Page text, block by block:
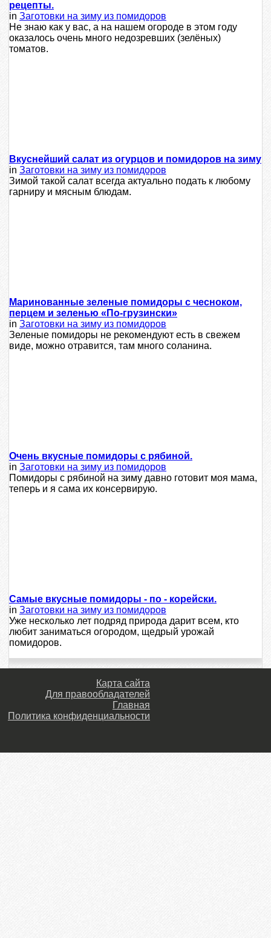
рецепты.
in Заготовки на зиму из помидоров
Не знаю как у вас, а на нашем огороде в этом году
оказалось очень много недозревших (зелёных)
томатов.
Вкуснейший салат из огурцов и помидоров на зиму
in Заготовки на зиму из помидоров
Зимой такой салат всегда актуально подать к любому
гарниру и мясным блюдам.
Маринованные зеленые помидоры с чесноком,
перцем и зеленью «По-грузински»
in Заготовки на зиму из помидоров
Зеленые помидоры не рекомендуют есть в свежем
виде, можно отравится, там много соланина.
Очень вкусные помидоры с рябиной.
in Заготовки на зиму из помидоров
Помидоры с рябиной на зиму давно готовит моя мама,
теперь и я сама их консервирую.
Самые вкусные помидоры - по - корейски.
in Заготовки на зиму из помидоров
Уже несколько лет подряд природа дарит всем, кто
любит заниматься огородом, щедрый урожай
помидоров.
Карта сайта
Для правообладателей
Главная
Политика конфиденциальности